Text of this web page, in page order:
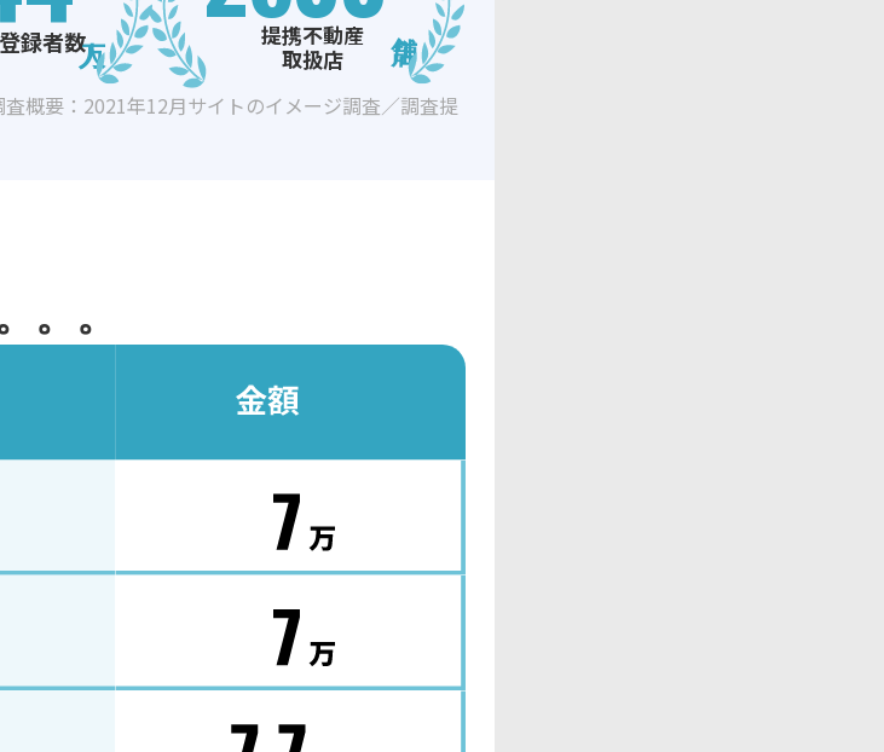
登録者数
提携不動産
取扱店
概要：2021年12月サイトのイメージ調査／調査提
。。